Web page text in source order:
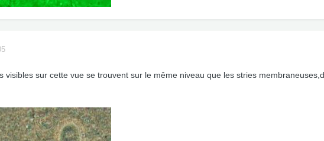
visibles sur cette vue se trouvent sur le même niveau que les stries